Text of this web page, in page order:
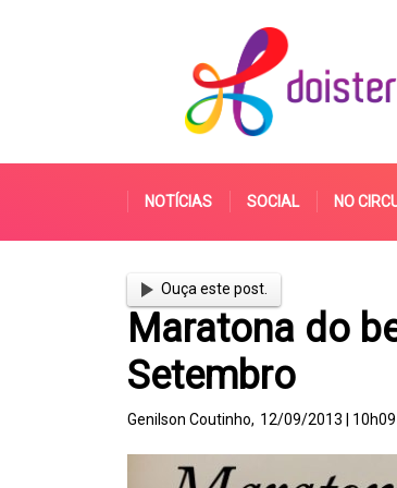
NOTÍCIAS SOCIAL NO
Ouça este post.
Maratona do
Setembro
Genilson Coutinho, 12/09/2013 | 10h09